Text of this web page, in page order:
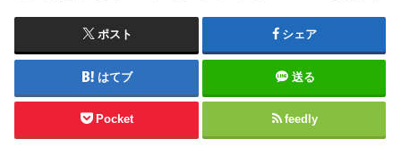
ポスト シェア
はてブ 送る
Pocket feedly